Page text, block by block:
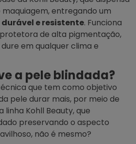
entregando um
e resistente. Funciona
de alta pigmentação,
em qualquer clima e
a pele blindada?
que tem como objetivo
pele durar mais, por meio de
Kohll Beauty, que
preservando o aspecto
não é mesmo?